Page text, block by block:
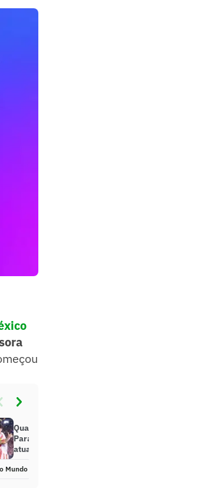
Quais são os sete jogadores do
Paraguai na Copa do Mundo que
atuam no Brasil?
Mundo